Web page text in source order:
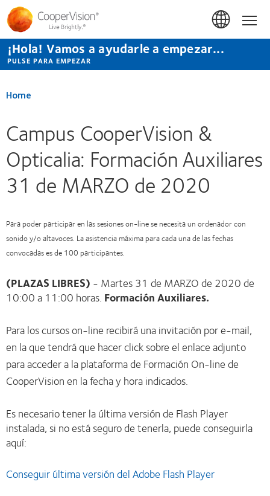
Pasar
contenido
principal
¡Hola! Vamos a ayudarle a empezar...
PULSE PARA EMPEZAR
Home
Campus CooperVision &
Opticalia: Formación Auxiliares
31 de MARZO de 2020
Para poder participar en las sesiones on-line se necesita un ordenador con
sonido y/o altavoces. La asistencia máxima para cada una de las fechas
convocadas es de 100 participantes.
(PLAZAS LIBRES) - Martes 31 de MARZO de 2020 de
10:00 a 11:00 horas. Formación Auxiliares.
Para los cursos on-line recibirá una invitación por e-mail,
en la que tendrá que hacer click sobre el enlace adjunto
para acceder a la plataforma de Formación On-line de
CooperVision en la fecha y hora indicados.
Es necesario tener la última versión de Flash Player
instalada, si no está seguro de tenerla, puede conseguirla
aquí:
Conseguir última versión del Adobe Flash Player